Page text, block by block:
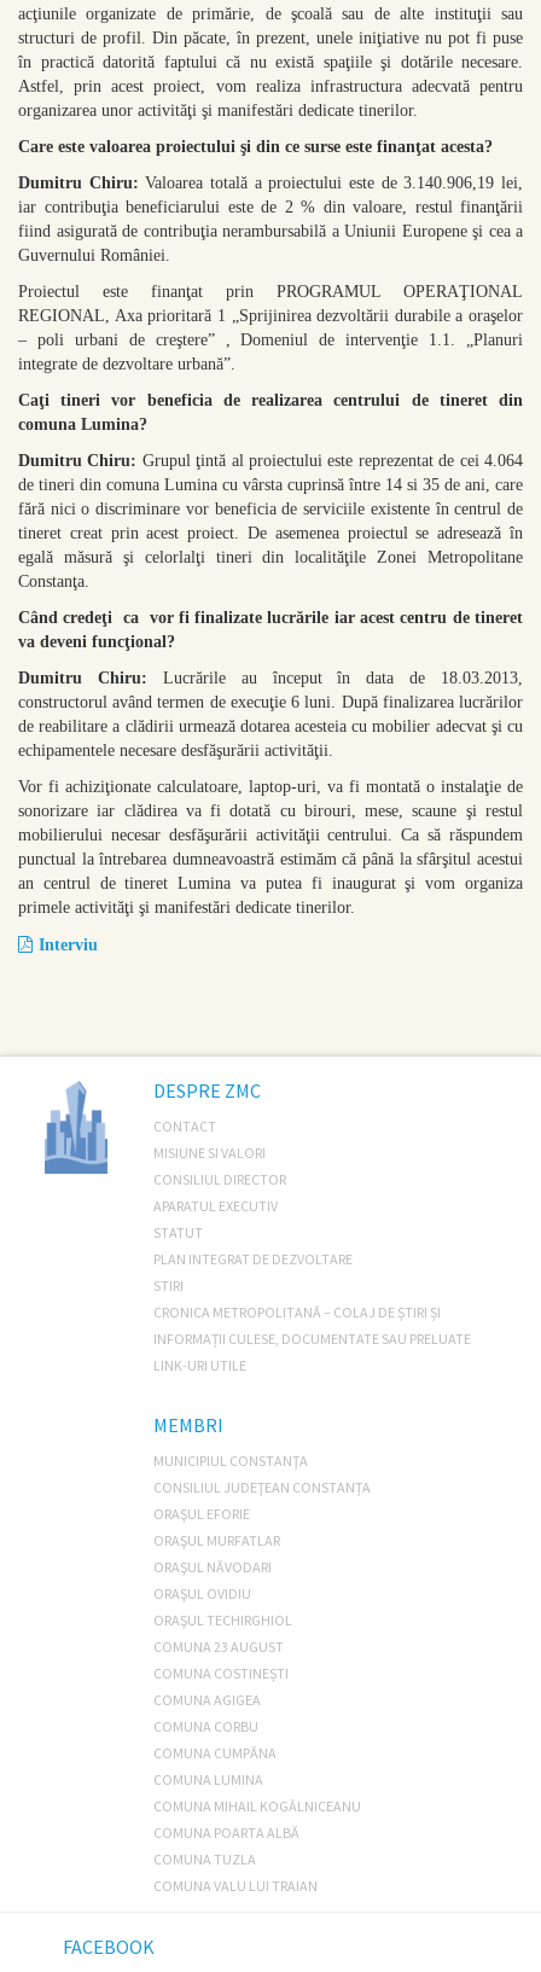
acţiunile organizate de primărie, de şcoală sau de alte instituţii sau
structuri de profil. Din păcate, în prezent, unele iniţiative nu pot fi puse
în practică datorită faptului că nu există spaţiile şi dotările necesare.
Astfel, prin acest proiect, vom realiza infrastructura adecvată pentru
organizarea unor activităţi şi manifestări dedicate tinerilor.
Care este valoarea proiectului şi din ce surse este finanţat acesta?
Dumitru Chiru: Valoarea totală a proiectului este de 3.140.906,19 lei,
iar contribuţia beneficiarului este de 2 % din valoare, restul finanţării
fiind asigurată de contribuţia nerambursabilă a Uniunii Europene şi cea a
Guvernului României.
Proiectul este finanţat prin PROGRAMUL OPERAŢIONAL
REGIONAL, Axa prioritară 1 „Sprijinirea dezvoltării durabile a oraşelor
– poli urbani de creştere” , Domeniul de intervenţie 1.1. „Planuri
integrate de dezvoltare urbană”.
Caţi tineri vor beneficia de realizarea centrului de tineret din
comuna Lumina?
Dumitru Chiru: Grupul ţintă al proiectului este reprezentat de cei 4.064
de tineri din comuna Lumina cu vârsta cuprinsă între 14 si 35 de ani, care
fără nici o discriminare vor beneficia de serviciile existente în centrul de
tineret creat prin acest proiect. De asemenea proiectul se adresează în
egală măsură şi celorlalţi tineri din localităţile Zonei Metropolitane
Constanţa.
Când credeţi ca vor fi finalizate lucrările iar acest centru de tineret
va deveni funcţional?
Dumitru Chiru: Lucrările au început în data de 18.03.2013,
constructorul având termen de execuţie 6 luni. După finalizarea lucrărilor
de reabilitare a clădirii urmează dotarea acesteia cu mobilier adecvat şi cu
echipamentele necesare desfăşurării activităţii.
Vor fi achiziţionate calculatoare, laptop-uri, va fi montată o instalaţie de
sonorizare iar clădirea va fi dotată cu birouri, mese, scaune şi restul
mobilierului necesar desfăşurării activităţii centrului. Ca să răspundem
punctual la întrebarea dumneavoastră estimăm că până la sfârşitul acestui
an centrul de tineret Lumina va putea fi inaugurat şi vom organiza
primele activităţi şi manifestări dedicate tinerilor.
Interviu
DESPRE ZMC
CONTACT
MISIUNE SI VALORI
CONSILIUL DIRECTOR
APARATUL EXECUTIV
STATUT
PLAN INTEGRAT DE DEZVOLTARE
STIRI
CRONICA METROPOLITANĂ – COLAJ DE ȘTIRI ȘI
INFORMAȚII CULESE, DOCUMENTATE SAU PRELUATE
LINK-URI UTILE
MEMBRI
MUNICIPIUL CONSTANŢA
CONSILIUL JUDEŢEAN CONSTANŢA
ORAŞUL EFORIE
ORAŞUL MURFATLAR
ORAŞUL NĂVODARI
ORAŞUL OVIDIU
ORAŞUL TECHIRGHIOL
COMUNA 23 AUGUST
COMUNA COSTINEȘTI
COMUNA AGIGEA
COMUNA CORBU
COMUNA CUMPĂNA
COMUNA LUMINA
COMUNA MIHAIL KOGĂLNICEANU
COMUNA POARTA ALBĂ
COMUNA TUZLA
COMUNA VALU LUI TRAIAN
FACEBOOK